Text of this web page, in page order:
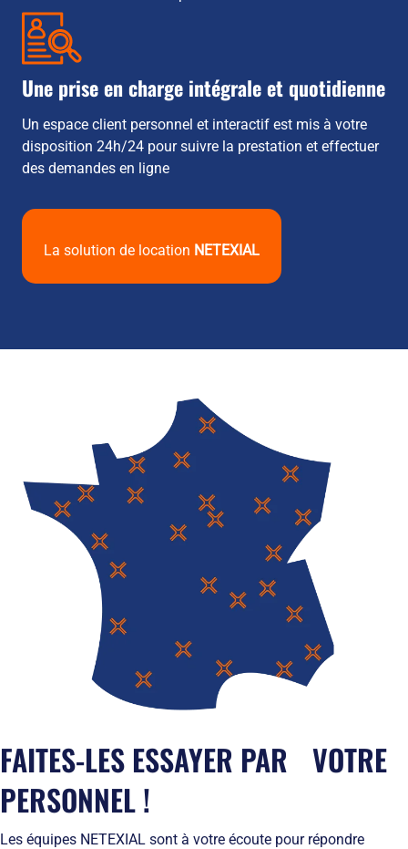
Une prise en charge intégrale et quotidienne
Un espace client personnel et interactif est mis à votre
disposition 24h/24 pour suivre la prestation et effectuer
des demandes en ligne
La solution de location NETEXIAL
FAITES-LES ESSAYER PAR VOTRE
PERSONNEL !
Les équipes NETEXIAL sont à votre écoute pour répondre